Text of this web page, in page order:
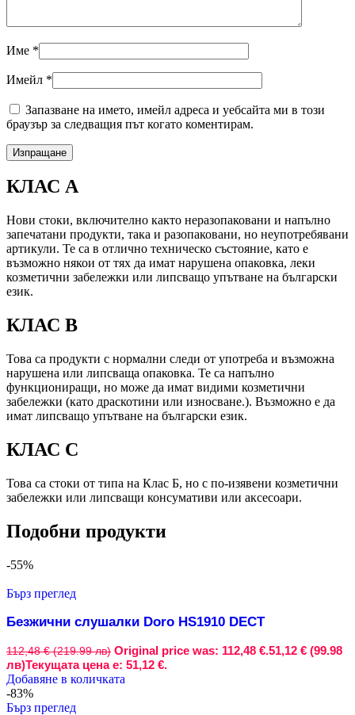
Име *
Имейл *
Запазване на името, имейл адреса и уебсайта ми в този
браузър за следващия път когато коментирам.
КЛАС А
Нови стоки, включително както неразопаковани и напълно
запечатани продукти, така и разопаковани, но неупотребявани
артикули. Те са в отлично техническо състояние, като е
възможно някои от тях да имат нарушена опаковка, леки
козметични забележки или липсващо упътване на български
език.
КЛАС B
Това са продукти с нормални следи от употреба и възможна
нарушена или липсваща опаковка. Те са напълно
функциониращи, но може да имат видими козметични
забележки (като драскотини или износване.). Възможно е да
имат липсващо упътване на български език.
КЛАС C
Това са стоки от типа на Клас Б, но с по-изявени козметични
забележки или липсващи консумативи или аксесоари.
Подобни продукти
-55%
Бърз преглед
Безжични слушалки Doro HS1910 DECT
112,48 € (219.99 лв) Original price was: 112,48 €.51,12 € (99.98
лв)Текущата цена е: 51,12 €.
Добавяне в количката
-83%
Бърз преглед